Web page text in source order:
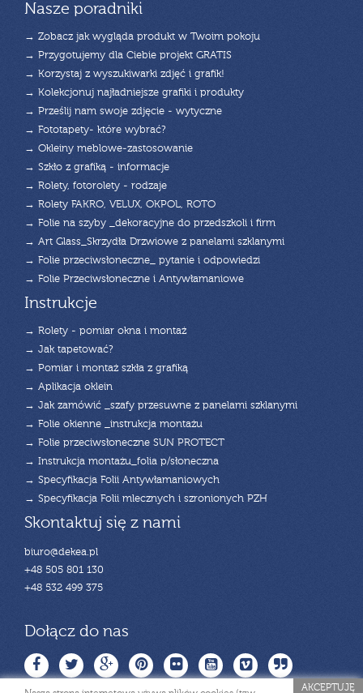
Nasze poradniki
→ Zobacz jak wygląda produkt w Twoim pokoju
→ Przygotujemy dla Ciebie projekt GRATIS
→ Korzystaj z wyszukiwarki zdjęć i grafik!
→ Kolekcjonuj najładniejsze grafiki i produkty
→ Prześlij nam swoje zdjęcie - wytyczne
→ Fototapety- które wybrać?
→ Okleiny meblowe-zastosowanie
→ Szkło z grafiką - informacje
→ Rolety, fotorolety - rodzaje
→ Rolety FAKRO, VELUX, OKPOL, ROTO
→ Folie na szyby _dekoracyjne do przedszkoli i firm
→ Art Glass_Skrzydła Drzwiowe z panelami szklanymi
→ Folie przeciwsłoneczne_ pytanie i odpowiedzi
→ Folie Przeciwsłoneczne i Antywłamaniowe
Instrukcje
→ Rolety - pomiar okna i montaż
→ Jak tapetować?
→ Pomiar i montaż szkła z grafiką
→ Aplikacja oklein
→ Jak zamówić _szafy przesuwne z panelami szklanymi
→ Folie okienne _instrukcja montażu
→ Folie przeciwsłoneczne SUN PROTECT
→ Instrukcja montażu_folia p/słoneczna
→ Specyfikacja Folii Antywłamaniowych
→ Specyfikacja Folii mlecznych i szronionych PZH
Skontaktuj się z nami
biuro@dekea.pl
+48 505 801 130
+48 532 499 375
Dołącz do nas
AKCEPTUJĘ